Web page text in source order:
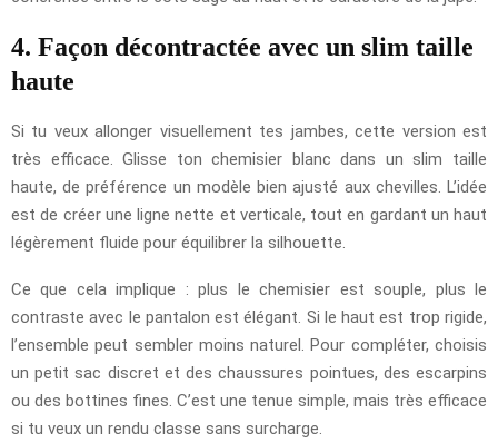
4. Façon décontractée avec un slim taille
haute
Si tu veux allonger visuellement tes jambes, cette version est
très efficace. Glisse ton chemisier blanc dans un slim taille
haute, de préférence un modèle bien ajusté aux chevilles. L’idée
est de créer une ligne nette et verticale, tout en gardant un haut
légèrement fluide pour équilibrer la silhouette.
Ce que cela implique : plus le chemisier est souple, plus le
contraste avec le pantalon est élégant. Si le haut est trop rigide,
l’ensemble peut sembler moins naturel. Pour compléter, choisis
un petit sac discret et des chaussures pointues, des escarpins
ou des bottines fines. C’est une tenue simple, mais très efficace
si tu veux un rendu classe sans surcharge.